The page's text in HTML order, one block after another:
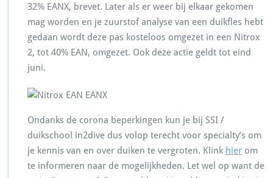
32% EANX, brevet. Later als er weer bij elkaar gekomen
mag worden en je zuurstof analyse van een duikfles hebt
gedaan wordt deze pas kosteloos omgezet in een Nitrox
2, tot 40% EAN, omgezet. Ook deze actie geldt tot eind
juni.
Ondanks de corona beperkingen kun je bij SSI /
duikschool in2dive dus volop terecht voor specialty’s om
je kennis van en over duiken te vergroten. Klink hier om
te informeren naar de mogelijkheden. Let wel op want de